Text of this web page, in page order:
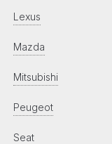
Lexus
Mazda
Mitsubishi
Peugeot
Seat